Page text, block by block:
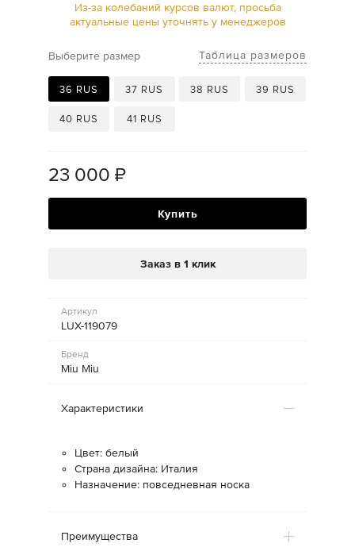
Из-за колебаний курсов валют, просьба
актуальные цены уточнять у менеджеров
Выберите размер Таблица размеров
36 RUS 37 RUS 38 RUS 39 RUS
40 RUS 41 RUS
23 000 ₽
Купить
Заказ в 1 клик
Артикул
LUX-119079
Бренд
Miu Miu
Характеристики
Цвет: белый
Страна дизайна: Италия
Назначение: повседневная носка
Преимущества